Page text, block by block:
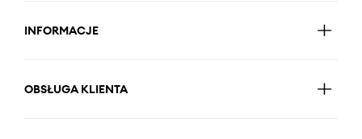
INFORMACJE
OBSŁUGA KLIENTA